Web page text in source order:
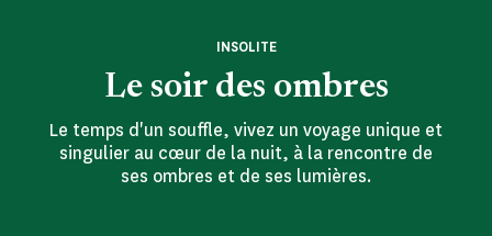
Le soir des ombres
INSOLITE
Le temps d'un souffle, vivez un voyage unique et
singulier au cœur de la nuit, à la rencontre de
ses ombres et de ses lumières.